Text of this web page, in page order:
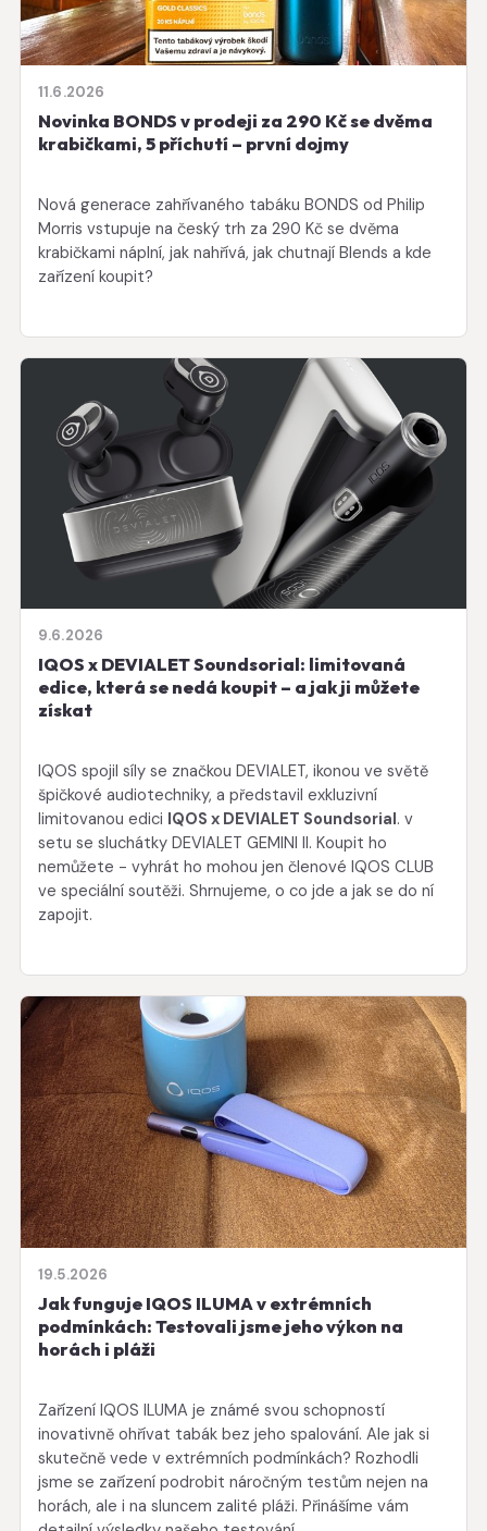
11.6.2026
Novinka BONDS v prodeji za 290 Kč se dvěma
krabičkami, 5 příchutí – první dojmy
Nová generace zahřívaného tabáku BONDS od Philip
Morris vstupuje na český trh za 290 Kč se dvěma
krabičkami náplní, jak nahřívá, jak chutnají Blends a kde
zařízení koupit?
9.6.2026
IQOS x DEVIALET Soundsorial: limitovaná
edice, která se nedá koupit – a jak ji můžete
získat
IQOS spojil síly se značkou DEVIALET, ikonou ve světě
špičkové audiotechniky, a představil exkluzivní
limitovanou edici IQOS x DEVIALET Soundsorial. v
setu se sluchátky DEVIALET GEMINI II. Koupit ho
nemůžete - vyhrát ho mohou jen členové IQOS CLUB
ve speciální soutěži. Shrnujeme, o co jde a jak se do ní
zapojit.
19.5.2026
Jak funguje IQOS ILUMA v extrémních
podmínkách: Testovali jsme jeho výkon na
horách i pláži
Zařízení IQOS ILUMA je známé svou schopností
inovativně ohřívat tabák bez jeho spalování. Ale jak si
skutečně vede v extrémních podmínkách? Rozhodli
jsme se zařízení podrobit náročným testům nejen na
horách, ale i na sluncem zalité pláži. Přinášíme vám